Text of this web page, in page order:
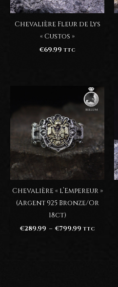
Chevalière Fleur de Lys
« Custos »
€69.99 TTC
Chevalière « l’Empereur »
(Argent 925 Bronze/Or
18ct)
€289.99 – €799.99 Plage
TTC